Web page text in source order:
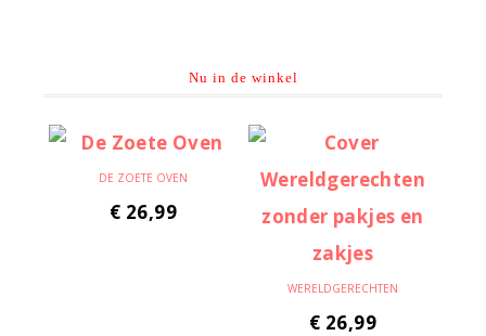
Nu in de winkel
DE ZOETE OVEN
€ 26,99
WERELDGERECHTEN
€ 26,99